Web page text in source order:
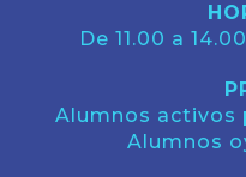
De 11.00 a
Alumnos activos
Alumnos